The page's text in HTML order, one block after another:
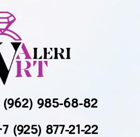
(962) 985-68-82
(925) 877-21-22